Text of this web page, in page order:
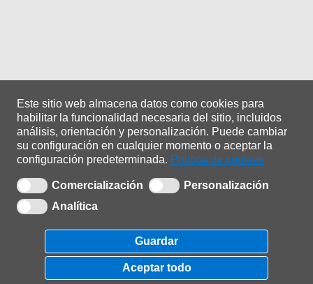
Este sitio web almacena datos como cookies para
habilitar la funcionalidad necesaria del sitio, incluidos
análisis, orientación y personalización. Puede cambiar
su configuración en cualquier momento o aceptar la
configuración predeterminada. Política de cookies
Comercialización
Personalización
Analítica
Guardar
Aceptar todo
ADA Sistemas| 0.1.0.25
Política de privacidade | Política de cookies